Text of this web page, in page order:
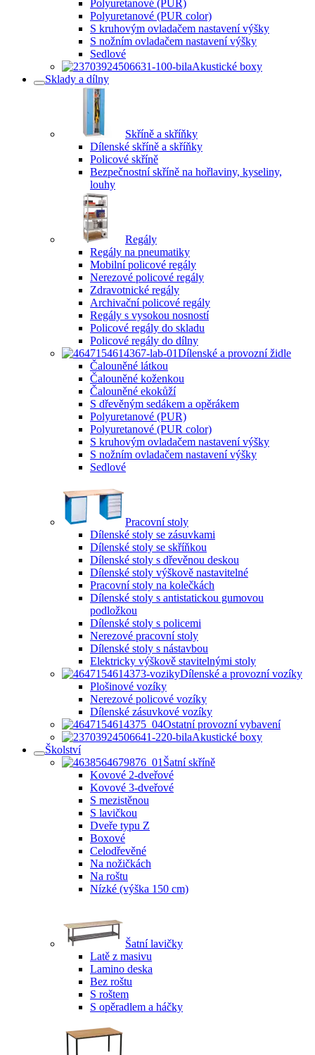
Polyuretanové (PUR)
Polyuretanové (PUR color)
S kruhovým ovladačem nastavení výšky
S nožním ovladačem nastavení výšky
Sedlové
Akustické boxy
Sklady a dílny
Skříně a skříňky
Dílenské skříně a skříňky
Policové skříně
Bezpečnostní skříně na hořlaviny, kyseliny,
louhy
Regály
Regály na pneumatiky
Mobilní policové regály
Nerezové policové regály
Zdravotnické regály
Archivační policové regály
Regály s vysokou nosností
Policové regály do skladu
Policové regály do dílny
Dílenské a provozní židle
Čalouněné látkou
Čalouněné koženkou
Čalouněné ekokůží
S dřevěným sedákem a opěrákem
Polyuretanové (PUR)
Polyuretanové (PUR color)
S kruhovým ovladačem nastavení výšky
S nožním ovladačem nastavení výšky
Sedlové
Pracovní stoly
Dílenské stoly se zásuvkami
Dílenské stoly se skříňkou
Dílenské stoly s dřevěnou deskou
Dílenské stoly výškově nastavitelné
Pracovní stoly na kolečkách
Dílenské stoly s antistatickou gumovou
podložkou
Dílenské stoly s policemi
Nerezové pracovní stoly
Dílenské stoly s nástavbou
Elektricky výškově stavitelnými stoly
Dílenské a provozní vozíky
Plošinové vozíky
Nerezové policové vozíky
Dílenské zásuvkové vozíky
Ostatní provozní vybavení
Akustické boxy
Školství
Šatní skříně
Kovové 2-dveřové
Kovové 3-dveřové
S mezistěnou
S lavičkou
Dveře typu Z
Boxové
Celodřevěné
Na nožičkách
Na roštu
Nízké (výška 150 cm)
Šatní lavičky
Latě z masivu
Lamino deska
Bez roštu
S roštem
S opěradlem a háčky